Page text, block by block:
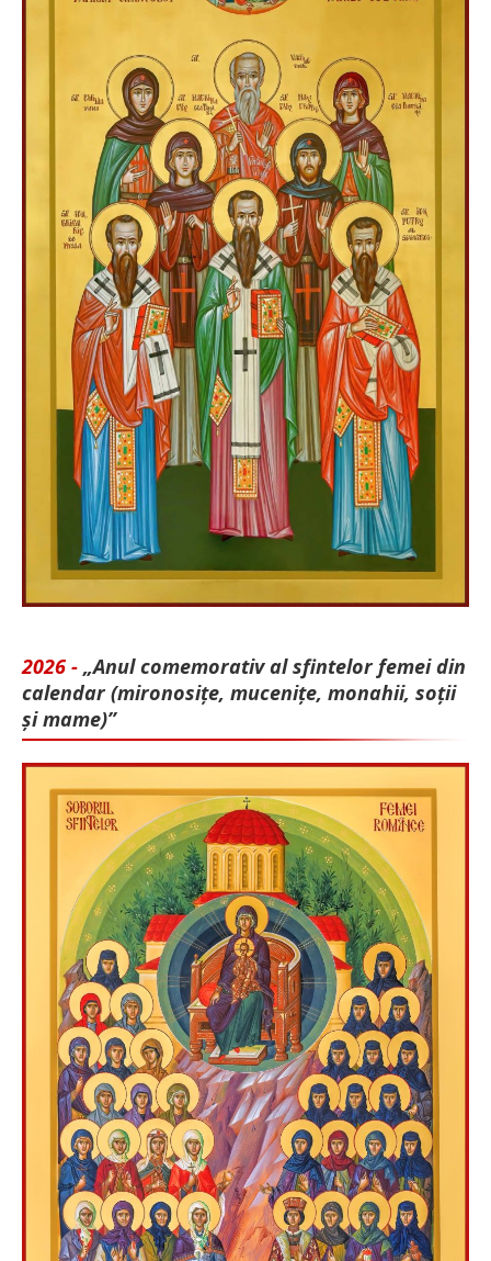
2026 - „Anul comemorativ al sfintelor femei din
calendar (mironosițe, mu­cenițe, monahii, soții
și mame)”